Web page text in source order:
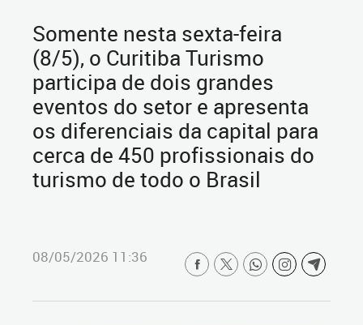
Somente nesta sexta-feira
(8/5), o Curitiba Turismo
participa de dois grandes
eventos do setor e apresenta
os diferenciais da capital para
cerca de 450 profissionais do
turismo de todo o Brasil
08/05/2026 11:36